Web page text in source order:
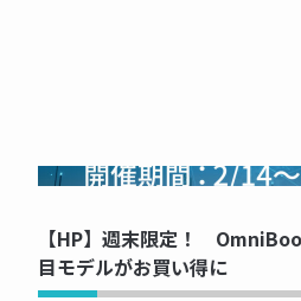
NOW
【HP】週末限定！
目モデルがお買い得に